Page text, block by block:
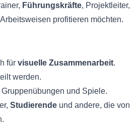
Führungskräfte, Projektleiter,
profitieren möchten.
für visuelle Zusammenarbeit.
werden.
Gruppenübungen und Spiele.
Studierende und andere, die von